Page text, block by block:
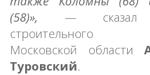
(58)», — сказал
строительного
Московской области
Туровский.